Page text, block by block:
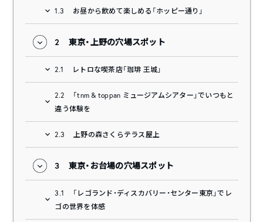
1.3 お昼から飲めて楽しめる「ホッピー通り」
2 東京・上野の穴場スポット
2.1 レトロな喫茶店「珈琲 王城」
2.2
「tnm & toppan ミュージアムシアター」でいつもと
違う体験を
2.3 上野の森さくらテラス屋上
3 東京・お台場の穴場スポット
3.1
「レゴランド・ディスカバリー・センター東京」でレ
ゴの世界を体感